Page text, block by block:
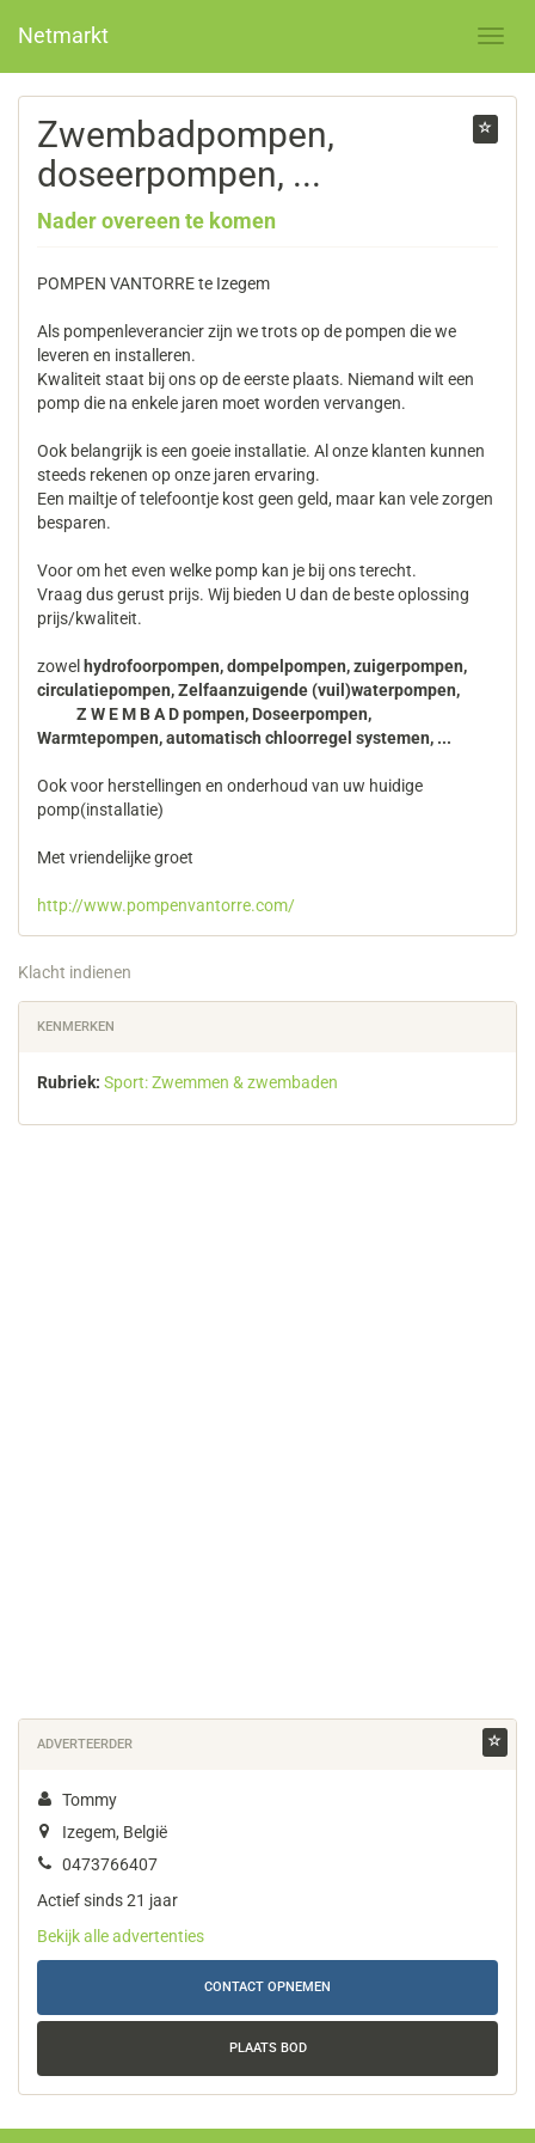
Netmarkt
Zwembadpompen,
doseerpompen, ...
Nader overeen te komen
POMPEN VANTORRE te Izegem
Als pompenleverancier zijn we trots op de pompen die we
leveren en installeren.
Kwaliteit staat bij ons op de eerste plaats. Niemand wilt een
pomp die na enkele jaren moet worden vervangen.
Ook belangrijk is een goeie installatie. Al onze klanten kunnen
steeds rekenen op onze jaren ervaring.
Een mailtje of telefoontje kost geen geld, maar kan vele zorgen
besparen.
Voor om het even welke pomp kan je bij ons terecht.
Vraag dus gerust prijs. Wij bieden U dan de beste oplossing
prijs/kwaliteit.
zowel hydrofoorpompen, dompelpompen, zuigerpompen,
circulatiepompen, Zelfaanzuigende (vuil)waterpompen,
Z W E M B A D pompen, Doseerpompen,
Warmtepompen, automatisch chloorregel systemen, ...
Ook voor herstellingen en onderhoud van uw huidige
pomp(installatie)
Met vriendelijke groet
http://www.pompenvantorre.com/
Klacht indienen
KENMERKEN
Rubriek: Sport: Zwemmen & zwembaden
ADVERTEERDER
Tommy
Izegem, België
0473766407
Actief sinds 21 jaar
Bekijk alle advertenties
CONTACT OPNEMEN
PLAATS BOD